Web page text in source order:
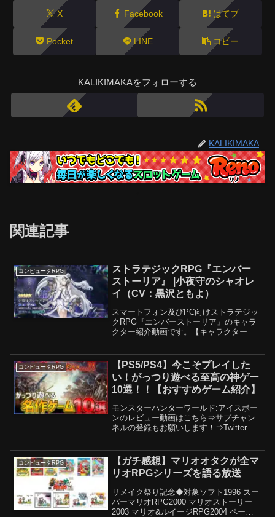
X Facebook はてブ
Pocket LINE コピー
KALIKIMAKAをフォローする
KALIKIMAKA
関連記事
コンピュータRPG
ストラテジックRPG『エンバー
ストーリア』 |小夜守のシャオレ
イ（CV：黒沢ともよ）
スマートフォン及びPC向けストラテジッ
クRPG『エンバーストーリア』のキャラ
クター紹介動画です。【キャラクター紹
奇心旺盛だが、世間一般の常識に疎い。
本作は、魔獣はびこる...
コンピュータRPG
【PS5/PS4】今こそプレイした
い！がっつり遊べる至高の神ゲー
10選！！【おすすめゲーム紹介】
モンスターハンターワールド:アイスボー
ンのレビュー動画はこちら⇒サブチャン
ネルの登録もお願いします！⇒Twitterフ
ひ、見ていた方はコメントの際に「🐧」
の絵文字をつけ...
コンピュータRPG
【ガチ感想】マリオオタクが全マ
リオRPGシリーズを語る放送
リメイク祭り記念◆対象ソフト1996 スー
パーマリオRPG2000 マリオストーリー
2003 マリオ&ルイージRPG2004 ペーパ